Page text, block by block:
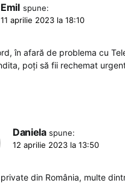
Emil spune:
11 aprilie 2023 la 18:10
în afară de problema cu
poți să fii rechemat
Daniela spune:
12 aprilie 2023 la 13:50
din România, multe